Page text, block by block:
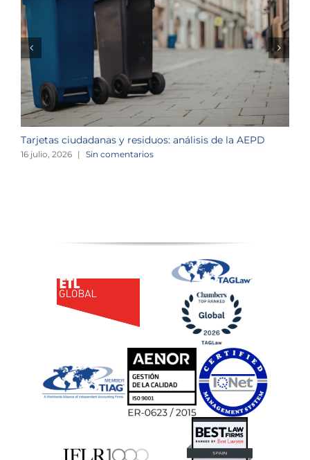
Tarjetas ciudadanas y residuos: análisis de la AEPD
16 julio, 2026 | Sin comentarios